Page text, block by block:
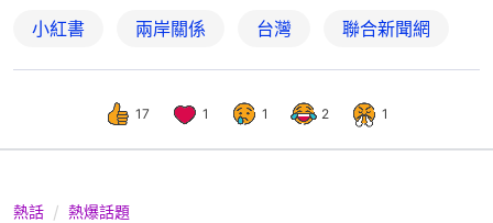
小紅書 兩岸關係 台灣 聯合新聞網
17 1 1 2 1
熱話 熱爆話題